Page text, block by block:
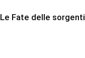
Le Fate delle sorgenti